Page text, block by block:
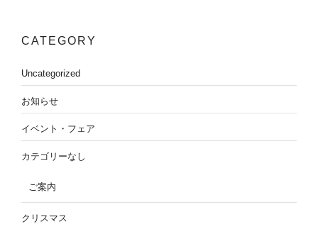
CATEGORY
Uncategorized
お知らせ
イベント・フェア
カテゴリーなし
ご案内
クリスマス